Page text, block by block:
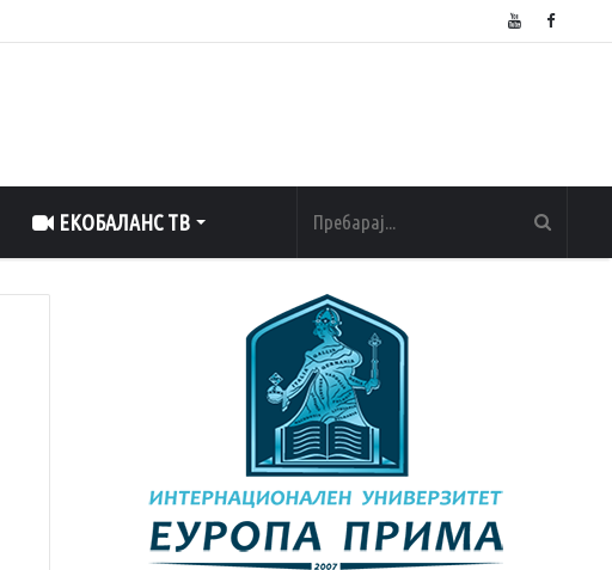
ЕКОБАЛАНС ТВ